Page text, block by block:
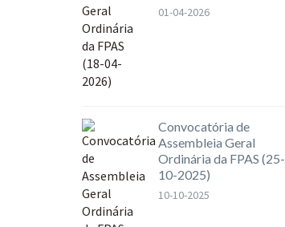
01-04-2026
Convocatória de
Assembleia Geral
Ordinária da FPAS (25-
10-2025)
10-10-2025